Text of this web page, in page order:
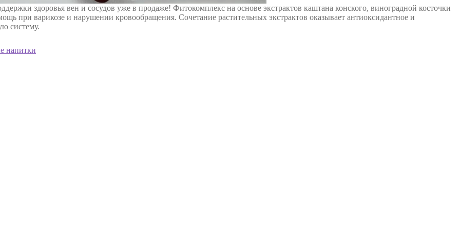
здоровья вен и сосудов уже в продаже! Фитокомплекс на основе экстрактов каштана конского, виноградной косточки
при варикозе и нарушении кровообращения. Сочетание растительных экстрактов оказывает антиоксидантное и
систему.
напитки